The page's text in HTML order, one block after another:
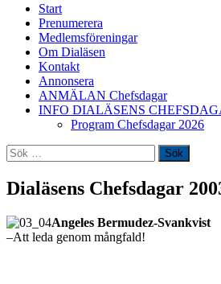
Start
Prenumerera
Medlemsföreningar
Om Dialäsen
Kontakt
Annonsera
ANMÄLAN Chefsdagar
INFO DIALÄSENS
Program Chefsdagar 2026
Sök
efter:
Dialäsens Chefsdagar
Angeles Bermudez-Svankvist
–Att leda genom mångfald!